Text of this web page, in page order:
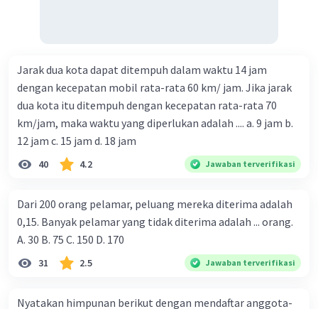
Jarak dua kota dapat ditempuh dalam waktu 14 jam
dengan kecepatan mobil rata-rata 60 km/ jam. Jika jarak
dua kota itu ditempuh dengan kecepatan rata-rata 70
km/jam, maka waktu yang diperlukan adalah .... a. 9 jam b.
12 jam c. 15 jam d. 18 jam
40 4.2 Jawaban terverifikasi
Dari 200 orang pelamar, peluang mereka diterima adalah
0,15. Banyak pelamar yang tidak diterima adalah ... orang.
A. 30 B. 75 C. 150 D. 170
31 2.5 Jawaban terverifikasi
Nyatakan himpunan berikut dengan mendaftar anggota-